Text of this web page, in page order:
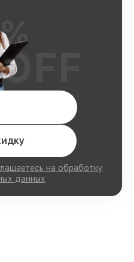
на обработку
данных
%
OFF